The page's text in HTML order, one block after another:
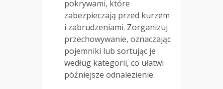
pokrywami, które
zabezpieczają przed kurzem
i zabrudzeniami. Zorganizuj
przechowywanie, oznaczając
pojemniki lub sortując je
według kategorii, co ułatwi
późniejsze odnalezienie.